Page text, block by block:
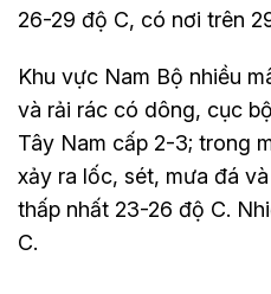
26-29 độ C, có nơi trên
Khu vực Nam Bộ nhiều
và rải rác có dông, cục
Tây Nam cấp 2-3; trong
xảy ra lốc, sét, mưa đá
thấp nhất 23-26 độ C.
C.